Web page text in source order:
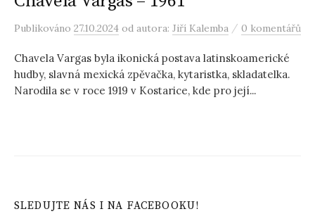
Publikováno 27.10.2024 od autora: Jiří Kalemba / 0 komentářů
Chavela Vargas byla ikonická postava latinskoamerické
hudby, slavná mexická zpěvačka, kytaristka, skladatelka.
Narodila se v roce 1919 v Kostarice, kde pro její...
SLEDUJTE NÁS I NA FACEBOOKU!